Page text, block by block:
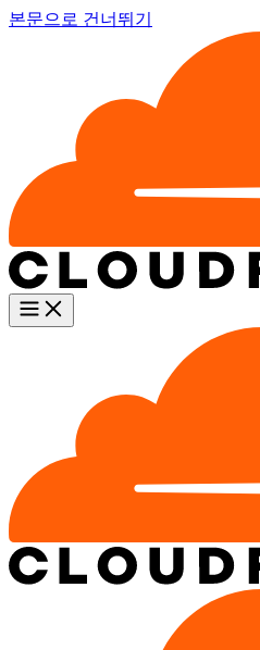
본문으로 건너뛰기